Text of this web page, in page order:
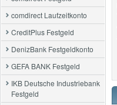
comdirect Laufzeitkonto
CreditPlus Festgeld
DenizBank Festgeldkonto
GEFA BANK Festgeld
IKB Deutsche Industriebank
Festgeld